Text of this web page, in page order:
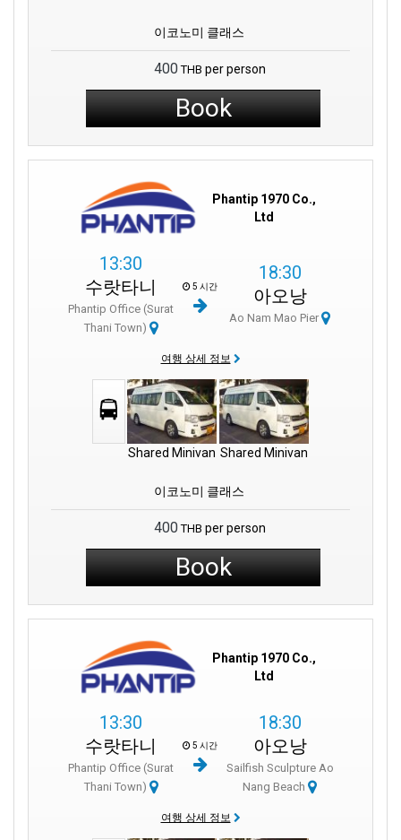
이코노미 클래스
400 THB per person
Book
Phantip 1970 Co.,
Ltd
13:30
수랏타니
Phantip Office (Surat
Thani Town)
5 시간
18:30
아오낭
Ao Nam Mao Pier
여행 상세 정보
Shared Minivan Shared Minivan
이코노미 클래스
400 THB per person
Book
Phantip 1970 Co.,
Ltd
13:30
수랏타니
Phantip Office (Surat
Thani Town)
5 시간
18:30
아오낭
Sailfish Sculpture Ao
Nang Beach
여행 상세 정보